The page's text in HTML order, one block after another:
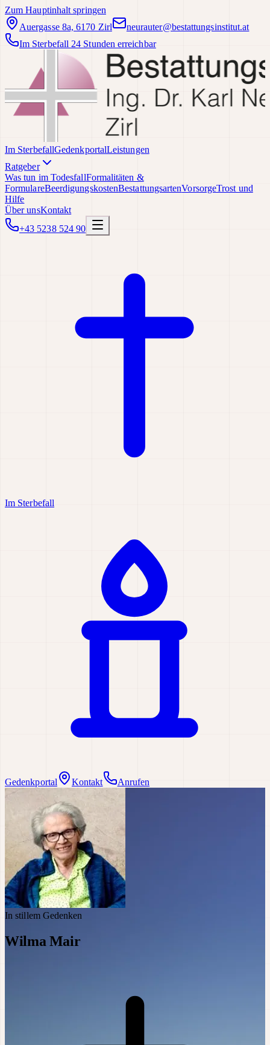
Zum Hauptinhalt springen
Auergasse 8a, 6170 Zirl
neurauter@bestattungsinstitut.at
Im Sterbefall 24 Stunden erreichbar
Im SterbefallGedenkportalLeistungen
Ratgeber
Was tun im TodesfallFormalitäten &
FormulareBeerdigungskostenBestattungsartenVorsorgeTrost und
Hilfe
Über unsKontakt
+43 5238 524 90
Im Sterbefall
Gedenkportal Kontakt Anrufen
In stillem Gedenken
Wilma Mair